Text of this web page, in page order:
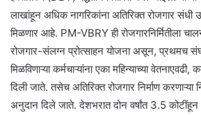
लाखांहून अधिक नागरिकांना अतिरिक्त रोजगार संधी
मिळणार आहे. PM-VBRY ही रोजगारनिर्मितीला
रोजगार-संलग्न प्रोत्साहन योजना असून, प्रथमच
मिळविणाऱ्या कर्मचाऱ्यांना एका महिन्याच्या
दिली जाते. तसेच अतिरिक्त रोजगार निर्माण करणाऱ्या
अनुदान दिले जाते. देशभरात दोन वर्षांत 3.5 कोटींहून